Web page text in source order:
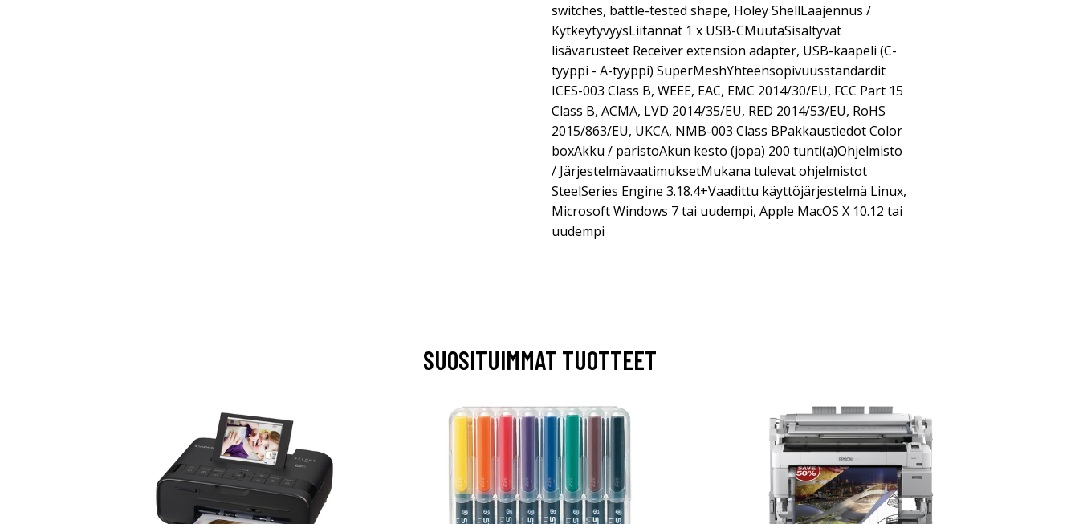
switches, battle-tested shape, Holey ShellLaajennus /
KytkeytyvyysLiitännät 1 x USB-CMuutaSisältyvät
lisävarusteet Receiver extension adapter, USB-kaapeli (C-
tyyppi - A-tyyppi) SuperMeshYhteensopivuusstandardit
ICES-003 Class B, WEEE, EAC, EMC 2014/30/EU, FCC Part 15
Class B, ACMA, LVD 2014/35/EU, RED 2014/53/EU, RoHS
2015/863/EU, UKCA, NMB-003 Class BPakkaustiedot Color
boxAkku / paristoAkun kesto (jopa) 200 tunti(a)Ohjelmisto
/ JärjestelmävaatimuksetMukana tulevat ohjelmistot
SteelSeries Engine 3.18.4+Vaadittu käyttöjärjestelmä Linux,
Microsoft Windows 7 tai uudempi, Apple MacOS X 10.12 tai
uudempi
SUOSITUIMMAT TUOTTEET